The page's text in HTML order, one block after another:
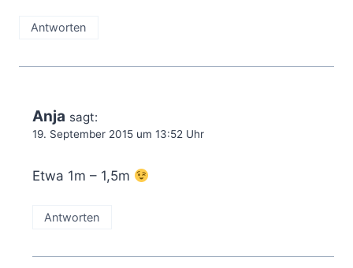
Antworten
Anja sagt:
19. September 2015 um 13:52 Uhr
Etwa 1m – 1,5m
Antworten